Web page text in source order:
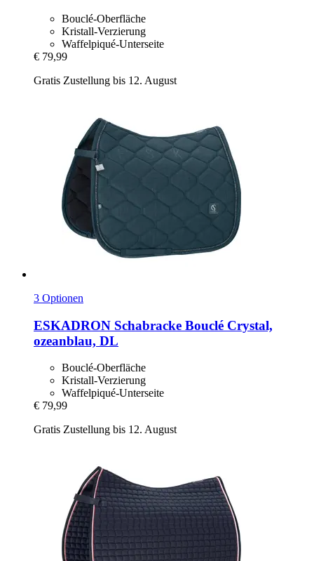
Bouclé-Oberfläche
Kristall-Verzierung
Waffelpiqué-Unterseite
€ 79,99
Gratis Zustellung bis 12. August
3 Optionen
ESKADRON Schabracke Bouclé Crystal,
ozeanblau, DL
Bouclé-Oberfläche
Kristall-Verzierung
Waffelpiqué-Unterseite
€ 79,99
Gratis Zustellung bis 12. August